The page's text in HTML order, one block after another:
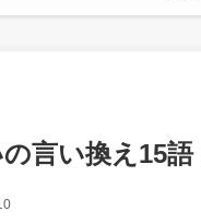
言い換え15